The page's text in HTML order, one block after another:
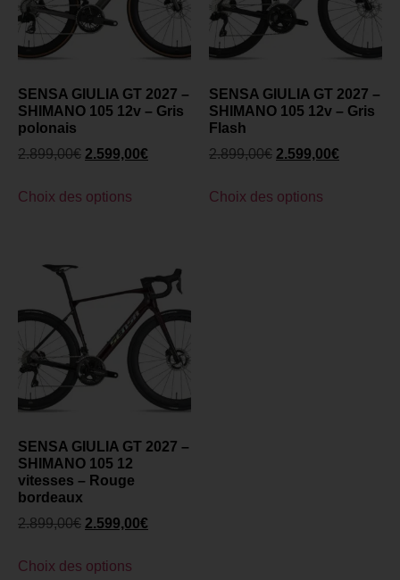
SENSA GIULIA GT 2027 –
SHIMANO 105 12v – Gris
polonais
2.899,00€ 2.599,00€
Choix des options
SENSA GIULIA GT 2027 –
SHIMANO 105 12v – Gris
Flash
2.899,00€ 2.599,00€
Choix des options
SENSA GIULIA GT 2027 –
SHIMANO 105 12
vitesses – Rouge
bordeaux
2.899,00€ 2.599,00€
Choix des options